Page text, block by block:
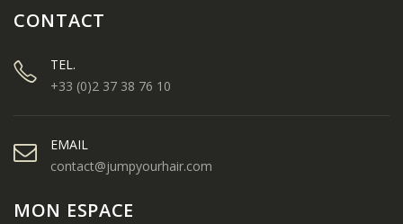
CONTACT
TEL.
+33 (0)2 37 38 76 10
EMAIL
contact@jumpyourhair.com
MON ESPACE